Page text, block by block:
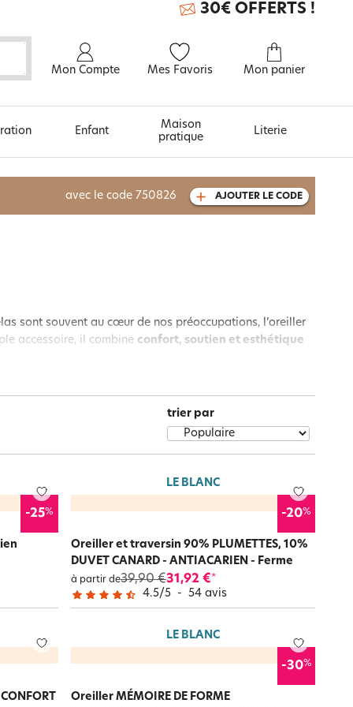
Mon Compte Mes Favoris Mon panier
30€ OFFERTS !
À découvrir aussi
Enfant
Maison
pratique
Literie
avec le code 750826 AJOUTER LE CODE
sont souvent au cœur de nos préoccupations, l’oreiller
accessoire, il combine confort, soutien et esthétique
coloris tendance… tout est conçu pour que votre oreiller
trier par
-25%
LE BLANC
-20%
Oreiller et traversin 90% PLUMETTES, 10%
DUVET CANARD - ANTIACARIEN - Ferme
à partir de39,90 €31,92 €*
4.5/5 - 54 avis
LE BLANC
-30%
Oreiller MÉMOIRE DE FORME